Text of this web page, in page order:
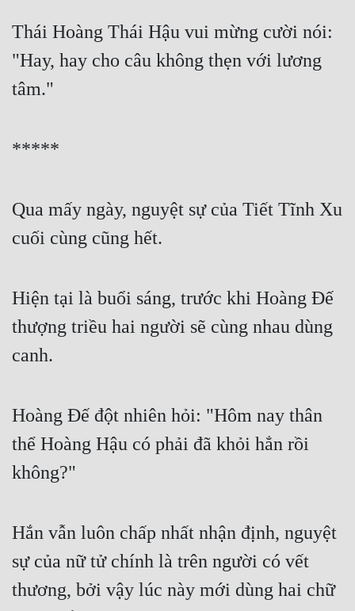
Thái Hoàng Thái Hậu vui mừng cười nói:
"Hay, hay cho câu không thẹn với lương
tâm."
*****
Qua mấy ngày, nguyệt sự của Tiết Tĩnh Xu
cuối cùng cũng hết.
Hiện tại là buổi sáng, trước khi Hoàng Đế
thượng triều hai người sẽ cùng nhau dùng
canh.
Hoàng Đế đột nhiên hỏi: "Hôm nay thân
thể Hoàng Hậu có phải đã khỏi hẳn rồi
không?"
Hắn vẫn luôn chấp nhất nhận định, nguyệt
sự của nữ tử chính là trên người có vết
thương, bởi vậy lúc này mới dùng hai chữ